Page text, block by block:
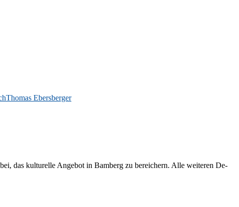
Thomas Ebersberger
das kul­tu­rel­le An­ge­bot in Bam­berg zu be­rei­chern. Alle wei­te­ren De­